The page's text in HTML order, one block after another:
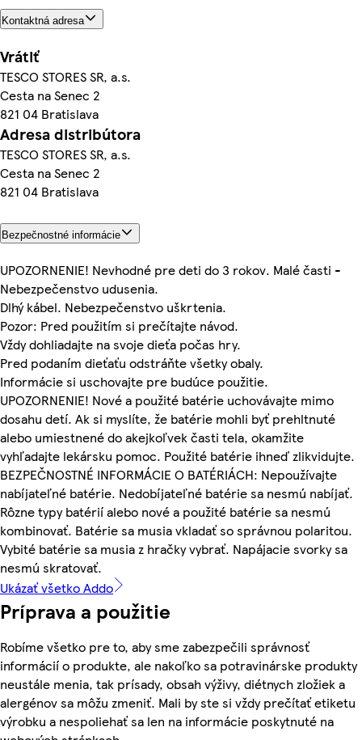
Kontaktná adresa
Vrátiť
TESCO STORES SR, a.s.
Cesta na Senec 2
821 04 Bratislava
Adresa distribútora
TESCO STORES SR, a.s.
Cesta na Senec 2
821 04 Bratislava
Bezpečnostné informácie
UPOZORNENIE! Nevhodné pre deti do 3 rokov. Malé časti -
Nebezpečenstvo udusenia.
Dlhý kábel. Nebezpečenstvo uškrtenia.
Pozor: Pred použitím si prečítajte návod.
Vždy dohliadajte na svoje dieťa počas hry.
Pred podaním dieťaťu odstráňte všetky obaly.
Informácie si uschovajte pre budúce použitie.
UPOZORNENIE! Nové a použité batérie uchovávajte mimo
dosahu detí. Ak si myslíte, že batérie mohli byť prehltnuté
alebo umiestnené do akejkoľvek časti tela, okamžite
vyhľadajte lekársku pomoc. Použité batérie ihneď zlikvidujte.
BEZPEČNOSTNÉ INFORMÁCIE O BATÉRIÁCH: Nepoužívajte
nabíjateľné batérie. Nedobíjateľné batérie sa nesmú nabíjať.
Rôzne typy batérií alebo nové a použité batérie sa nesmú
kombinovať. Batérie sa musia vkladať so správnou polaritou.
Vybité batérie sa musia z hračky vybrať. Napájacie svorky sa
nesmú skratovať.
Ukázať všetko Addo
Príprava a použitie
Robíme všetko pre to, aby sme zabezpečili správnosť
informácií o produkte, ale nakoľko sa potravinárske produkty
neustále menia, tak prísady, obsah výživy, diétnych zložiek a
alergénov sa môžu zmeniť. Mali by ste si vždy prečítať etiketu
výrobku a nespoliehať sa len na informácie poskytnuté na